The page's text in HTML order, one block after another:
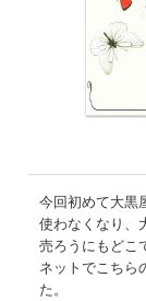
今回初めて大黒
使わなくなり、
売ろうにもどこ
ネットでこちら
た。